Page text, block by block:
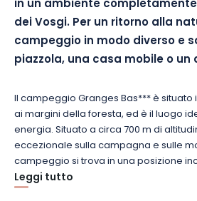
in un ambiente
dei Vosgi. Per un ritorno alla
campeggio in modo diverso e
piazzola, una casa mobile o un
Il campeggio Granges Bas*** è situato
ai margini della foresta, ed è il luogo
energia. Situato a circa 700 m di
eccezionale sulla campagna e sulle
campeggio si trova in una posizione
dalla città. Qualunque sia la vostra
godere di qualche giorno di pace e
Leggi tutto